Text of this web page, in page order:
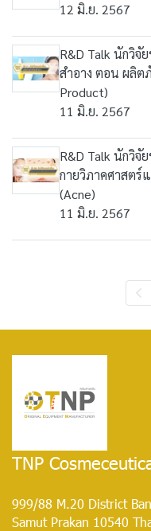
12 มิ.ย. 2567
R&D Talk นักวิจั
สำอาง ตอน ผลิต
Product)
11 มิ.ย. 2567
R&D Talk นักวิจั
กายวิภาคศาสตร์
(Acne)
11 มิ.ย. 2567
TNP
999/88 M.20 District
Samut Prakan 10540